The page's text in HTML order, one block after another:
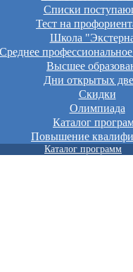
Списки
Тест на
Школа
Среднее
Высшее
Дни открытых
Скидки
Олимпиада
Каталог
Повышение
Каталог программ